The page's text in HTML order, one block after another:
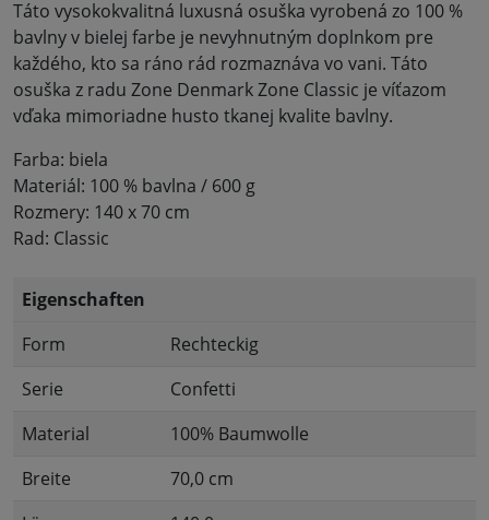
Táto vysokokvalitná luxusná osuška vyrobená zo 100 %
bavlny v bielej farbe je nevyhnutným doplnkom pre
každého, kto sa ráno rád rozmaznáva vo vani. Táto
osuška z radu Zone Denmark Zone Classic je víťazom
vďaka mimoriadne husto tkanej kvalite bavlny.
Farba: biela
Materiál: 100 % bavlna / 600 g
Rozmery: 140 x 70 cm
Rad: Classic
Eigenschaften
Form
Rechteckig
Serie
Confetti
Material
100% Baumwolle
Breite
70,0 cm